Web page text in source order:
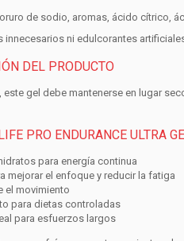
de sodio, aromas, ácido cítrico,
innecesarios ni edulcorantes
DEL PRODUCTO
gel debe mantenerse en lugar
PRO ENDURANCE ULTRA
para energía continua
mejorar el enfoque y reducir la fatiga
el movimiento
para dietas controladas
para esfuerzos largos